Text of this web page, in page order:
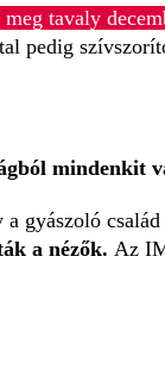
tavaly
pedig
mindenkit
gyászoló
a nézők. Az